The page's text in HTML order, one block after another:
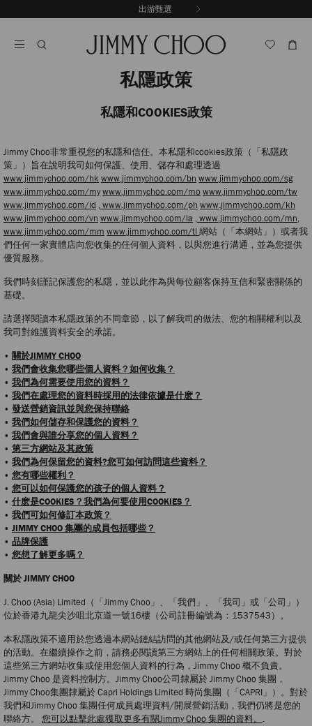
至
出游甄選
私隱政策
私隱和COOKIES政策
Jimmy Choo非常重視您的私隱和信任。本私隱和cookies政策（「私隱政
策」）旨在說明我司如何保護、使用、儲存和處理透過
www.jimmychoo.com/hk www.jimmychoo.com/bn www.jimmychoo.com/sg
www.jimmychoo.com/mywww.jimmychoo.com/mowww.jimmychoo.com/tw
www.jimmychoo.com/id , www.jimmychoo.com/ph www.jimmychoo.com/kh
www.jimmychoo.com/vn www.jimmychoo.com/la , www.jimmychoo.com/mn,
www.jimmychoo.com/mm www.jimmychoo.com/tl 網站（「本網站」）或者我
們任何一家實體店向您收集的任何個人資料，以與您進行溝通，並為您提供
優質服務。
我們時刻謹記保護您的私隱，並以此作為與每位顧客保持互信和緊密關係的
基礎。
請選擇閱讀本私隱政策的不同章節，以了解我司的做法、您的相關權利以及
我司對維護資料安全的承諾。
• 關於JIMMY CHOO
• 我們會收集您哪些個人資料？如何收集？
• 我們為何需要使用您的資料？
• 我們在處理您的資料時採用的法律依據是什麽？
• 發送營銷資訊並與您保持聯絡
• 我們如何儲存和保護您的資料？
• 我們會與誰分享您的個人資料？
• 第三方網站及其政策
• 我們為何保留您的資料?您可如何訪問這些資料？
• 您有哪些權利？
• 您可以如何保護您的孩子的個人資料？
• 什麽是COOKIES？我們為何要使用COOKIES？
• 我們可如何修訂本政策？
• JIMMY CHOO 集團的成員包括哪些？
• 品牌保護
• 您想了解更多嗎？
關於 JIMMY CHOO
J. Choo (Asia) Limited（「Jimmy Choo」、「我們」、「我司」或「公司」）
位於香港九龍尖沙咀北京道一號16樓（公司註冊編號為：1537543）。
本私隱政策不適用於您透過本網站鏈結訪問的其他網站及/或任何第三方提供
的活動。在繼續操作之前，請務必閱讀第三方網站上的任何相關政策。對於
這些第三方網站收集或使用您個人資料的行為，Jimmy Choo 概不負責。
Jimmy Choo 是資料控制方。Jimmy Choo公司隸屬於 Jimmy Choo 集團，
Jimmy Choo集團隸屬於 Capri Holdings Limited 時尚集團（「CAPRI」）。對於
我們和Jimmy Choo 集團任何成員處理資料/開展營銷活動，我們仍將是您的
聯絡方。 您可以點擊此處獲取更多有關Jimmy Choo 集團的資料。 .